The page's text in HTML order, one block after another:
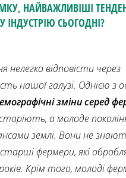
НАЙВАЖЛИВІШІ
СЬОГОДНІ?
нелегко відповісти через
нашої галузі. Однією з
зміни серед
а молоде
землі. Вони не
фермери, які
Крім того, молоді